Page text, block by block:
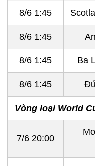
8/6 1:45
8/6 1:45
8/6 1:45 Ba
8/6 1:45
Vòng loại World
7/6 20:00